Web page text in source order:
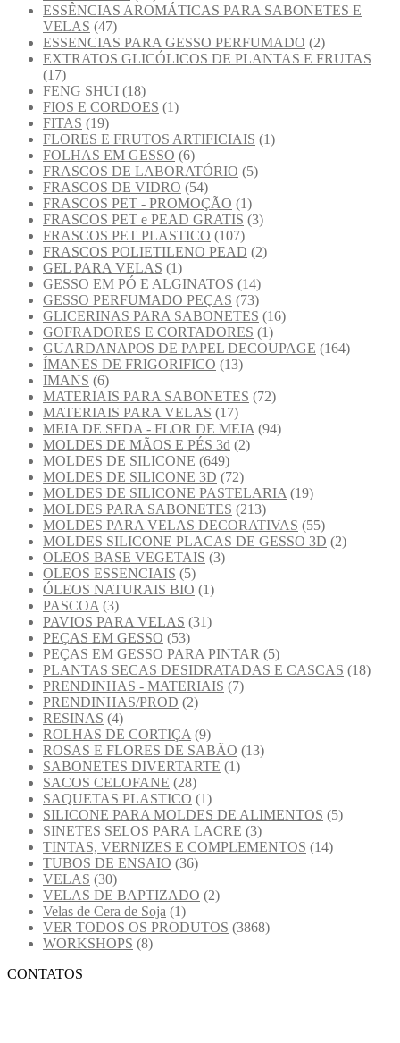
ESSÊNCIAS AROMÁTICAS PARA SABONETES E
VELAS (47)
ESSENCIAS PARA GESSO PERFUMADO (2)
EXTRATOS GLICÓLICOS DE PLANTAS E FRUTAS
(17)
FENG SHUI (18)
FIOS E CORDOES (1)
FITAS (19)
FLORES E FRUTOS ARTIFICIAIS (1)
FOLHAS EM GESSO (6)
FRASCOS DE LABORATÓRIO (5)
FRASCOS DE VIDRO (54)
FRASCOS PET - PROMOÇÃO (1)
FRASCOS PET e PEAD GRATIS (3)
FRASCOS PET PLASTICO (107)
FRASCOS POLIETILENO PEAD (2)
GEL PARA VELAS (1)
GESSO EM PÓ E ALGINATOS (14)
GESSO PERFUMADO PEÇAS (73)
GLICERINAS PARA SABONETES (16)
GOFRADORES E CORTADORES (1)
GUARDANAPOS DE PAPEL DECOUPAGE (164)
ÍMANES DE FRIGORIFICO (13)
IMANS (6)
MATERIAIS PARA SABONETES (72)
MATERIAIS PARA VELAS (17)
MEIA DE SEDA - FLOR DE MEIA (94)
MOLDES DE MÃOS E PÉS 3d (2)
MOLDES DE SILICONE (649)
MOLDES DE SILICONE 3D (72)
MOLDES DE SILICONE PASTELARIA (19)
MOLDES PARA SABONETES (213)
MOLDES PARA VELAS DECORATIVAS (55)
MOLDES SILICONE PLACAS DE GESSO 3D (2)
OLEOS BASE VEGETAIS (3)
OLEOS ESSENCIAIS (5)
ÓLEOS NATURAIS BIO (1)
PASCOA (3)
PAVIOS PARA VELAS (31)
PEÇAS EM GESSO (53)
PEÇAS EM GESSO PARA PINTAR (5)
PLANTAS SECAS DESIDRATADAS E CASCAS (18)
PRENDINHAS - MATERIAIS (7)
PRENDINHAS/PROD (2)
RESINAS (4)
ROLHAS DE CORTIÇA (9)
ROSAS E FLORES DE SABÃO (13)
SABONETES DIVERTARTE (1)
SACOS CELOFANE (28)
SAQUETAS PLASTICO (1)
SILICONE PARA MOLDES DE ALIMENTOS (5)
SINETES SELOS PARA LACRE (3)
TINTAS, VERNIZES E COMPLEMENTOS (14)
TUBOS DE ENSAIO (36)
VELAS (30)
VELAS DE BAPTIZADO (2)
Velas de Cera de Soja (1)
VER TODOS OS PRODUTOS (3868)
WORKSHOPS (8)
CONTATOS